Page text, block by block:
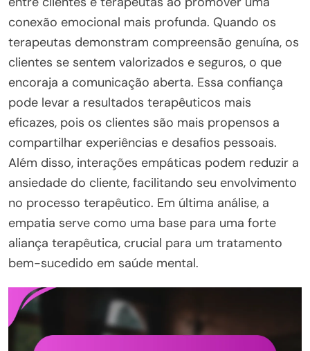
conexão emocional mais profunda. Quando os
terapeutas demonstram compreensão genuína, os
clientes se sentem valorizados e seguros, o que
encoraja a comunicação aberta. Essa confiança
pode levar a resultados terapêuticos mais
eficazes, pois os clientes são mais propensos a
compartilhar experiências e desafios pessoais.
Além disso, interações empáticas podem reduzir a
ansiedade do cliente, facilitando seu envolvimento
no processo terapêutico. Em última análise, a
empatia serve como uma base para uma forte
aliança terapêutica, crucial para um tratamento
bem-sucedido em saúde mental.